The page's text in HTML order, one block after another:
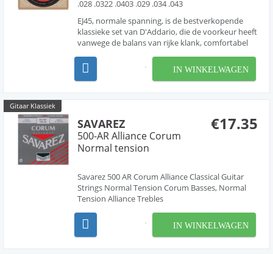
.028 .0322 .0403 .029 .034 .043
EJ45, normale spanning, is de bestverkopende
klassieke set van D'Addario, die de voorkeur heeft
vanwege de balans van rijke klank, comfortabel
werelds populairste klassieke snaren, zijn de
premium klassieke gitaarsnaarensets van
IN WINKELWAGEN
Gitaar Klassiek
€17.35
SAVAREZ
500-AR Alliance Corum
Normal tension
Savarez 500 AR Corum Alliance Classical Guitar
Strings Normal Tension Corum Basses, Normal
Tension Alliance Trebles
IN WINKELWAGEN